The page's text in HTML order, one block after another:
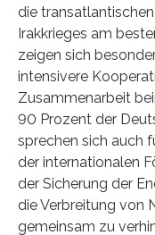
die
Irakkrieges am
zeigen sich
intensivere
Zusammenarbeit
90 Prozent der
sprechen sich auch
der internationalen
der Sicherung der
die Verbreitung von
gemeinsam zu